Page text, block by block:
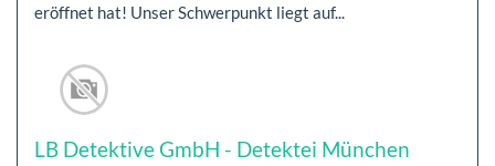
eröffnet hat! Unser Schwerpunkt liegt auf...
LB Detektive GmbH - Detektei München